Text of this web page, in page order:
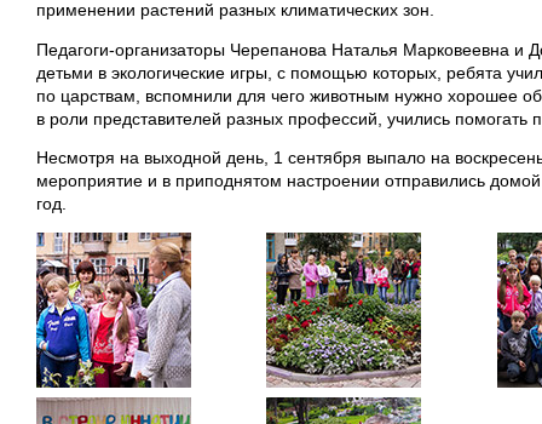
применении растений разных климатических зон.
Педагоги-организаторы Черепанова Наталья Марковеевна и
детьми в экологические игры, с помощью которых, ребята
по царствам, вспомнили для чего животным нужно хорошее
в роли представителей разных профессий, учились помогать
Несмотря на выходной день, 1 сентября выпало на
мероприятие и в приподнятом настроении отправились
год.